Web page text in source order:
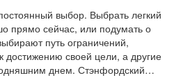
выбор. Выбрать легкий
прямо сейчас, или подумать о
путь ограничений,
достижению своей цели, а другие
днем. Стэнфордский…